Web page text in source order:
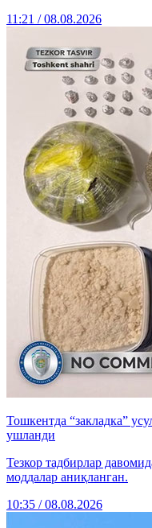
11:21 / 08.08.2026
Тошкентда “закладка”
ушланди
Тезкор тадбирлар
моддалар аниқланган.
10:35 / 08.08.2026